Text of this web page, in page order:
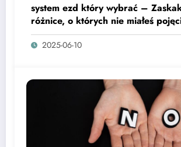
system ezd który wybrać –
różnice, o których nie miałeś
2025-06-10